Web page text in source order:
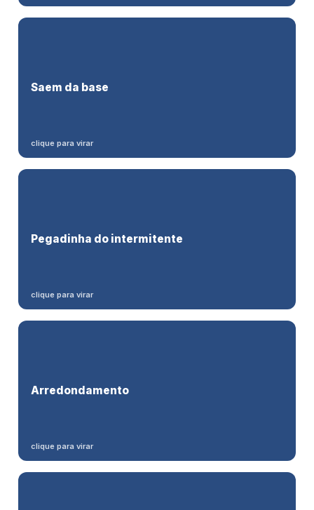
Saem da base
clique para virar
Pegadinha do intermitente
clique para virar
Arredondamento
clique para virar